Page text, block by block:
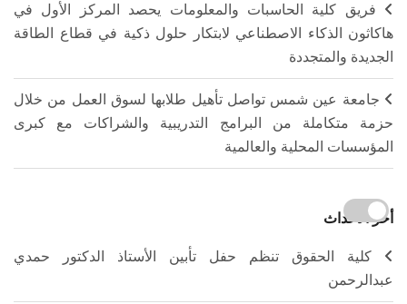
فريق كلية الحاسبات والمعلومات يحصد المركز الأول في
هاكاثون الذكاء الاصطناعي لابتكار حلول ذكية في قطاع الطاقة
الجديدة والمتجددة
جامعة عين شمس تواصل تأهيل طلابها لسوق العمل من خلال
حزمة متكاملة من البرامج التدريبية والشراكات مع كبرى
المؤسسات المحلية والعالمية
أخر الاحداث
كلية الحقوق تنظم حفل تأبين الأستاذ الدكتور حمدي
عبدالرحمن